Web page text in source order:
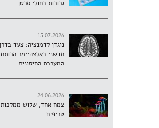
גרורות בחולי סרטן
15.07.2026
נוגדן לדמנציה: צעד
חדשני באלצהיימר
המערכת החיסונית
24.06.2026
צמח אחד, שלוש
טריפים